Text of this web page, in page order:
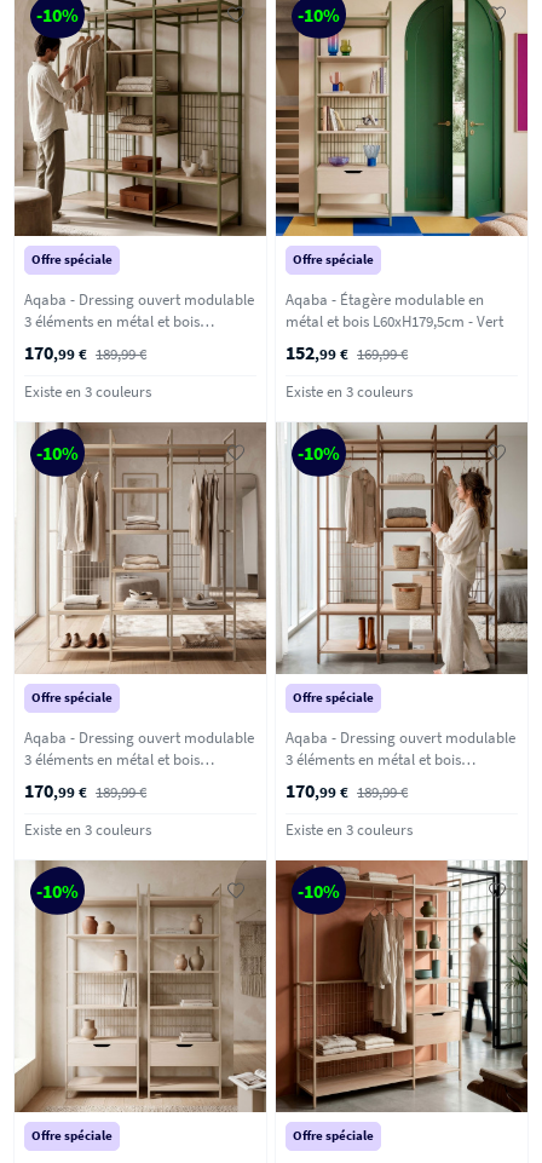
-10%
Offre spéciale
Aqaba - Dressing ouvert modulable
3 éléments en métal et bois
170,99 € 189,99 €
Existe en 3 couleurs
-10%
Offre spéciale
Aqaba - Étagère modulable en
métal et bois L60xH179,5cm - Vert
152,99 € 169,99 €
Existe en 3 couleurs
-10%
Offre spéciale
Aqaba - Dressing ouvert modulable
3 éléments en métal et bois
170,99 € 189,99 €
Existe en 3 couleurs
-10%
Offre spéciale
Aqaba - Dressing ouvert modulable
3 éléments en métal et bois
170,99 € 189,99 €
Existe en 3 couleurs
-10%
Offre spéciale
-10%
Offre spéciale